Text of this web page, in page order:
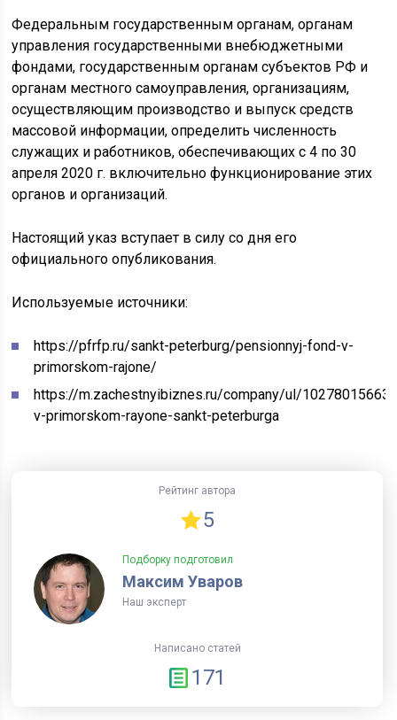
Федеральным государственным органам, органам
управления государственными внебюджетными
фондами, государственным органам субъектов РФ и
органам местного самоуправления, организациям,
осуществляющим производство и выпуск средств
массовой информации, определить численность
служащих и работников, обеспечивающих с 4 по 30
апреля 2020 г. включительно функционирование этих
органов и организаций.
Настоящий указ вступает в силу со дня его
официального опубликования.
Используемые источники:
https://pfrfp.ru/sankt-peterburg/pensionnyj-fond-v-
primorskom-rajone/
https://m.zachestnyibiznes.ru/company/ul/
v-primorskom-rayone-sankt-peterburga
Рейтинг автора
5
Подборку подготовил
Максим Уваров
Наш эксперт
Написано статей
171